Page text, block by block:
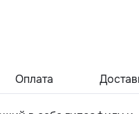
Оплата